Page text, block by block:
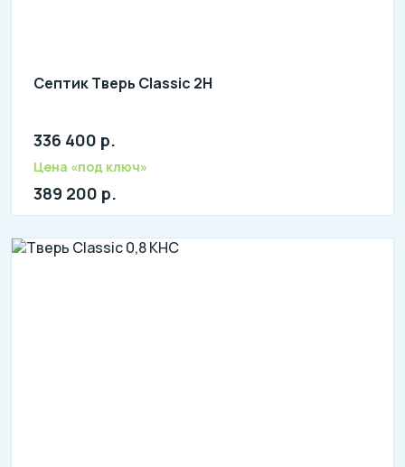
Септик Тверь Classic 2Н
Количество человек: 8-10
литров в сутки: 2000
336 400 р.
Цена «под ключ»
389 200 р.